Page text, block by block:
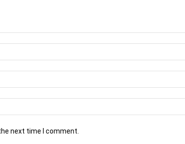
next time I comment.